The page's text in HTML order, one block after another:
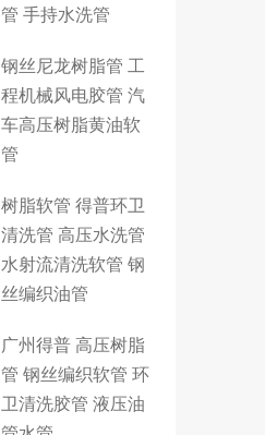
管 手持水洗管
钢丝尼龙树脂管 工
程机械风电胶管 汽
车高压树脂黄油软
管
树脂软管 得普环卫
清洗管 高压水洗管
水射流清洗软管 钢
丝编织油管
广州得普 高压树脂
管 钢丝编织软管 环
卫清洗胶管 液压油